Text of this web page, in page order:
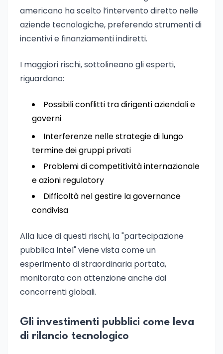
americano ha scelto l’intervento diretto nelle
aziende tecnologiche, preferendo strumenti di
incentivi e finanziamenti indiretti.
I maggiori rischi, sottolineano gli esperti,
riguardano:
Possibili conflitti tra dirigenti aziendali e
governi
Interferenze nelle strategie di lungo
termine dei gruppi privati
Problemi di competitività internazionale
e azioni regulatory
Difficoltà nel gestire la governance
condivisa
Alla luce di questi rischi, la "partecipazione
pubblica Intel" viene vista come un
esperimento di straordinaria portata,
monitorata con attenzione anche dai
concorrenti globali.
Gli investimenti pubblici come leva
di rilancio tecnologico